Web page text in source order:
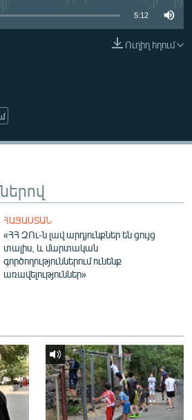
5:12
Ուղիղ հղում
ՀԱՅԱՍՏԱՆ
«ՀՀ ԶՈւ-ն լավ արդյունքներ են ցույց
տալիս, և մարտական
գործողություններում ունենք
առավելություններ»